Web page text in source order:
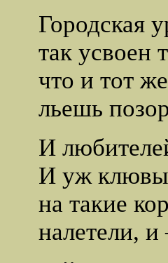
Городская
так усвоен
что и тот
льешь
И
И уж
на такие
налетели,